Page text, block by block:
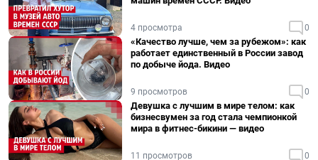
4 просмотра 0
«Качество лучше, чем за рубежом»: как
работает единственный в России завод
по добыче йода. Видео
9 просмотров 0
Девушка с лучшим в мире телом: как
бизнесвумен за год стала чемпионкой
мира в фитнес-бикини — видео
11 просмотров 0